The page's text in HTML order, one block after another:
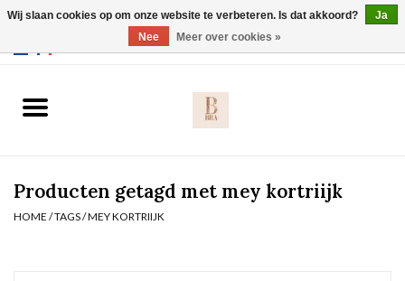
Slip
Producten getagd met mey kortriijk
HOME /TAGS/MEY KORTRIIJK
Wij slaan cookies op om onze website te verbeteren. Is dat akkoord?
Ja
Nee
Meer over cookies »
Webshop werkt met EU maten. .